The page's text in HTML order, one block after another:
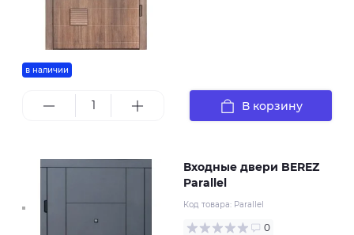
в наличии
В корзину
Входные двери BEREZ
Parallel
Код товара: Parallel
0